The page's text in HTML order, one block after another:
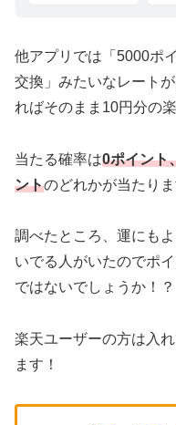
他アプリでは「5000ポ
交換」みたいなレート
ればそのまま10円分の
当たる確率は0ポイント
ントのどれかが当たりま
調べたところ、運にも
いでる人がいたのでポ
ではないでしょうか！？
楽天ユーザーの方は入
ます！